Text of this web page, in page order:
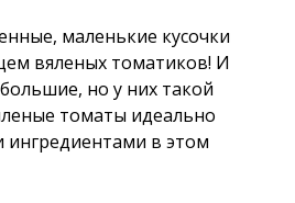
маленькие кусочки
вяленых томатиков! И
но у них такой
томаты идеально
ингредиентами в этом